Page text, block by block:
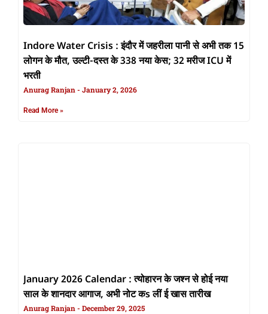
Indore Water Crisis : इंदौर में जहरीला पानी से अभी तक 15
लोगन के मौत, उल्टी-दस्त के 338 नया केस; 32 मरीज ICU में
भरती
Anurag Ranjan January 2, 2026
Read More »
January 2026 Calendar : त्योहारन के जश्न से होई नया
साल के शानदार आगाज, अभी नोट कs लीं ई खास तारीख
Anurag Ranjan December 29, 2025